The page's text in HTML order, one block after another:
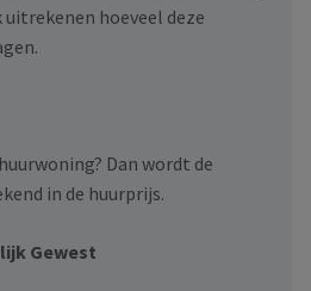
hoeveel deze
Dan wordt de
in de huurprijs.
Gewest